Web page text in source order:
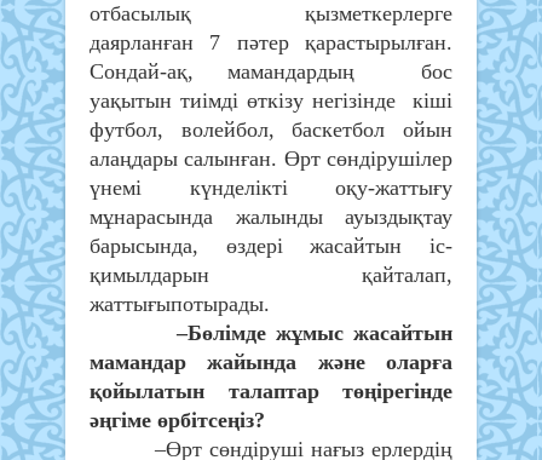
отбасылық қызметкерлерге
даярланған 7 пәтер қарастырылған.
Сондай-ақ, мамандардың бос
уақытын тиімді өткізу негізінде кіші
футбол, волейбол, баскетбол ойын
алаңдары салынған. Өрт сөндірушілер
үнемі күнделікті оқу-жаттығу
мұнарасында жалынды ауыздықтау
барысында, өздері жасайтын іс-
қимылдарын қайталап,
жаттығыпотырады.
–Бөлімде жұмыс жасайтын
мамандар жайында және оларға
қойылатын талаптар төңірегінде
әңгіме өрбітсеңіз?
–Өрт сөндіруші нағыз ерлердің